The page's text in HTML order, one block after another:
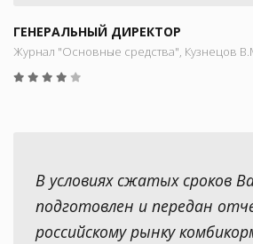
ГЕНЕРАЛЬНЫЙ ДИРЕКТОР
Журнал "Основные средства", Кузнецов
В условиях сжатых сроков
подготовлен и передан
российскому рынку